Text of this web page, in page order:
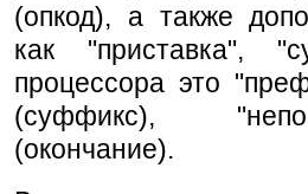
(опкод), а также
как "приставка",
процессора это
(суффикс),
(окончание).